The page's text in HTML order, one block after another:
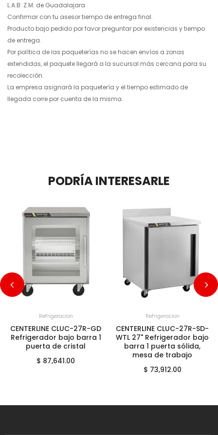
L.A.B: Z.M. de Guadalajara
Confirmar con tu asesor tiempo de entrega final.
Producto bajo pedido por favor preguntar por existencias y tiempo
de entrega.
Por política de las paqueterías no se hacen envíos a zonas
extendidas, el paquete llegará a la sucursal más cercana para su
recolección.
La empresa asignará la paquetería y el tiempo estimado de
llegada corre por cuenta de la misma.
PODRÍA INTERESARLE
SELECCIONA LA VARIANTE
Refrigeracion
CENTERLINE CLUC-27R-GD
Refrigerador bajo barra 1
puerta de cristal
$ 87,641.00
SELECCIONA LA VARIANTE
Refrigeracion
CENTERLINE CLUC-27R-SD-
WTL 27" Refrigerador bajo
barra 1 puerta sólida,
mesa de trabajo
$ 73,912.00